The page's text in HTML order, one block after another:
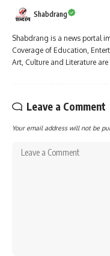
Shabdrang
Shabdrang is a news portal
Coverage of Education,
Art, Culture and Literature
Leave a Comment
Your email address will not be